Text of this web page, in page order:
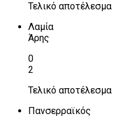
Τελικό αποτέλεσμα
Λαμία
Άρης
0
2
Τελικό αποτέλεσμα
Πανσερραϊκός